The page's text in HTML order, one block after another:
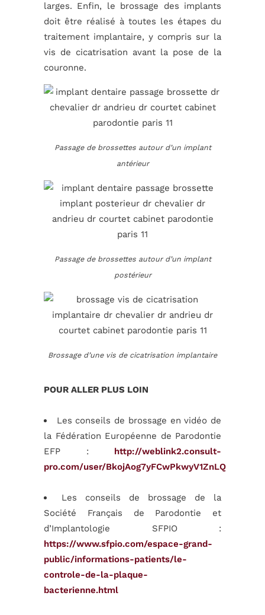
larges. Enfin, le brossage des implants
doit être réalisé à toutes les étapes du
traitement implantaire, y compris sur la
vis de cicatrisation avant la pose de la
couronne.
Passage de brossettes autour d’un implant
antérieur
Passage de brossettes autour d’un implant
postérieur
Brossage d’une vis de cicatrisation implantaire
POUR ALLER PLUS LOIN
Les conseils de brossage en vidéo de
la Fédération Européenne de Parodontie
EFP : http://weblink2.consult-
pro.com/user/BkojAog7yFCwPkwyV1ZnLQ
Les conseils de brossage de la
Société Français de Parodontie et
d’Implantologie SFPIO :
https://www.sfpio.com/espace-grand-
public/informations-patients/le-
controle-de-la-plaque-
bacterienne.html